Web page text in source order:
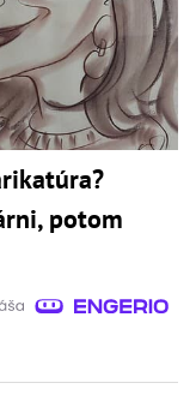
potom